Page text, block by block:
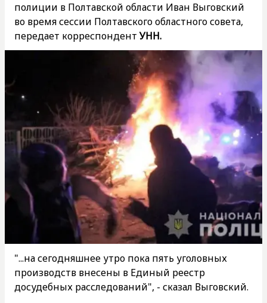
полиции в Полтавской области Иван Выговский
во время сессии Полтавского областного совета,
передает корреспондентУНН.
"...на сегодняшнее утро пока пять уголовных
производств внесены в Единый реестр
досудебных расследований", - сказал Выговский.